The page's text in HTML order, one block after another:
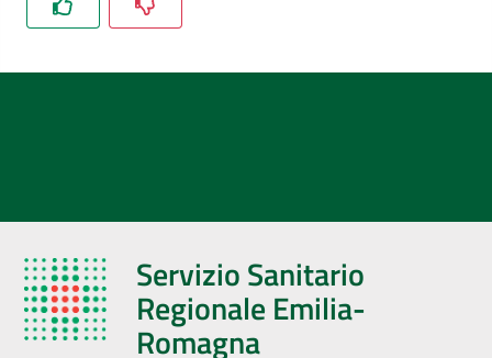
AUSL
Servizio Sanitario
Regionale Emilia-
Romagna